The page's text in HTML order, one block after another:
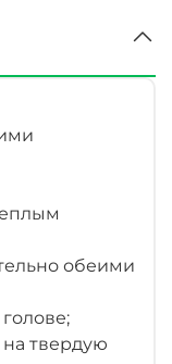
обеими
твердую